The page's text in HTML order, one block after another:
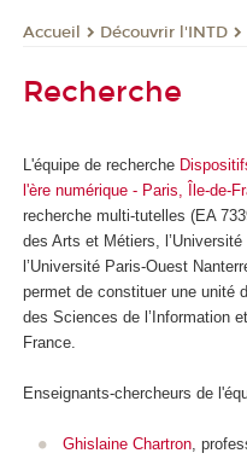
Accueil Découvrir l'INTD
Recherche
L'équipe de recherche
l'ère numérique - Paris, Île-de-
recherche multi-tutelles (EA
des Arts et Métiers,
l’Université Paris-Ouest
permet de constituer une unité
des Sciences de l’Information
France.
Enseignants-chercheurs de
Ghislaine Chartron,